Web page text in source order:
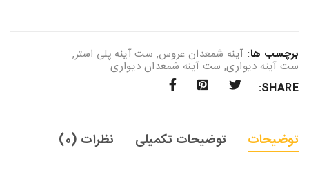
برچسب ها: آینه شمعدان عروس, ست آینه پلی استر,
ست آینه دیواری, ست آینه شمعدان دیواری
SHARE:
توضیحات توضیحات تکمیلی نظرات (0)